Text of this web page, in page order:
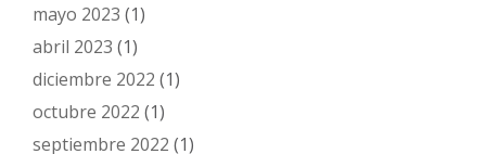
mayo 2023 (1)
abril 2023 (1)
diciembre 2022 (1)
octubre 2022 (1)
septiembre 2022 (1)